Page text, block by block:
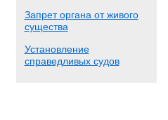
Запрет органа от живого
существа
Установление
справедливых судов